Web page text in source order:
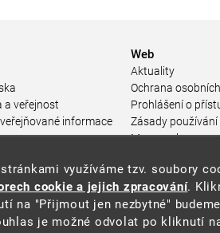
a veřejnost
informace
kB)
Web
Aktuality
Ochrana
Prohlášení o
Zásady používání
Mapa webu
využíváme tzv. soubory
cookie a jejich zpracování.
na "Přijmout jen nezbytné"
je možné odvolat po kliknutí